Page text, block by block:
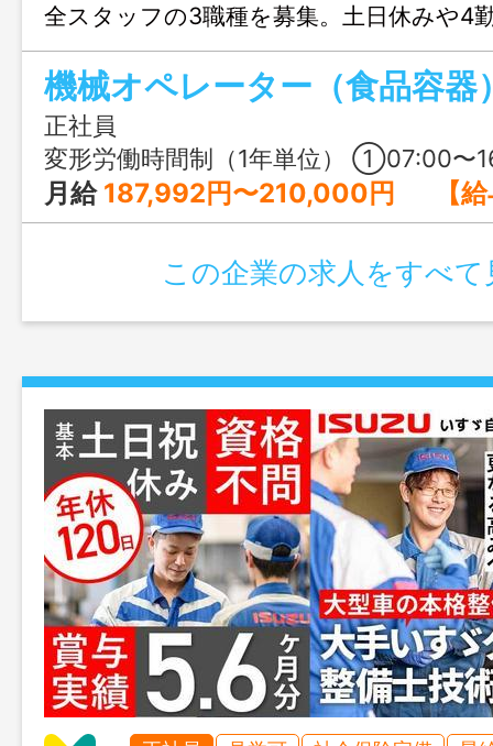
全スタッフの3職種を募集。土日休みや4
フスタイルに合わせた働き方が選べます
種手当充実で、長く安心して働ける環境
機械オペレーター（食品容器
正社員
変形労働時間制（1年単位） ①07:00〜16:45 ②15:00〜00:45 ③19:00〜04:45 ④17:00～02:45 ※②③④あわせ
月給 187,992円〜210,000円 【給与詳細】 日給 8,952円〜10,000円×21.0日（月平均労働日数） ※各種手
この企業の求人をすべて